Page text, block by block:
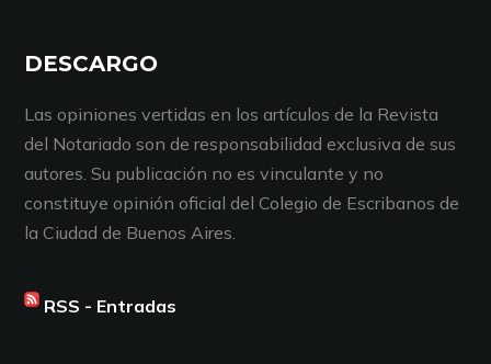
DESCARGO
Las opiniones vertidas en los artículos de la Revista
del Notariado son de responsabilidad exclusiva de sus
autores. Su publicación no es vinculante y no
constituye opinión oficial del Colegio de Escribanos de
la Ciudad de Buenos Aires.
RSS - Entradas